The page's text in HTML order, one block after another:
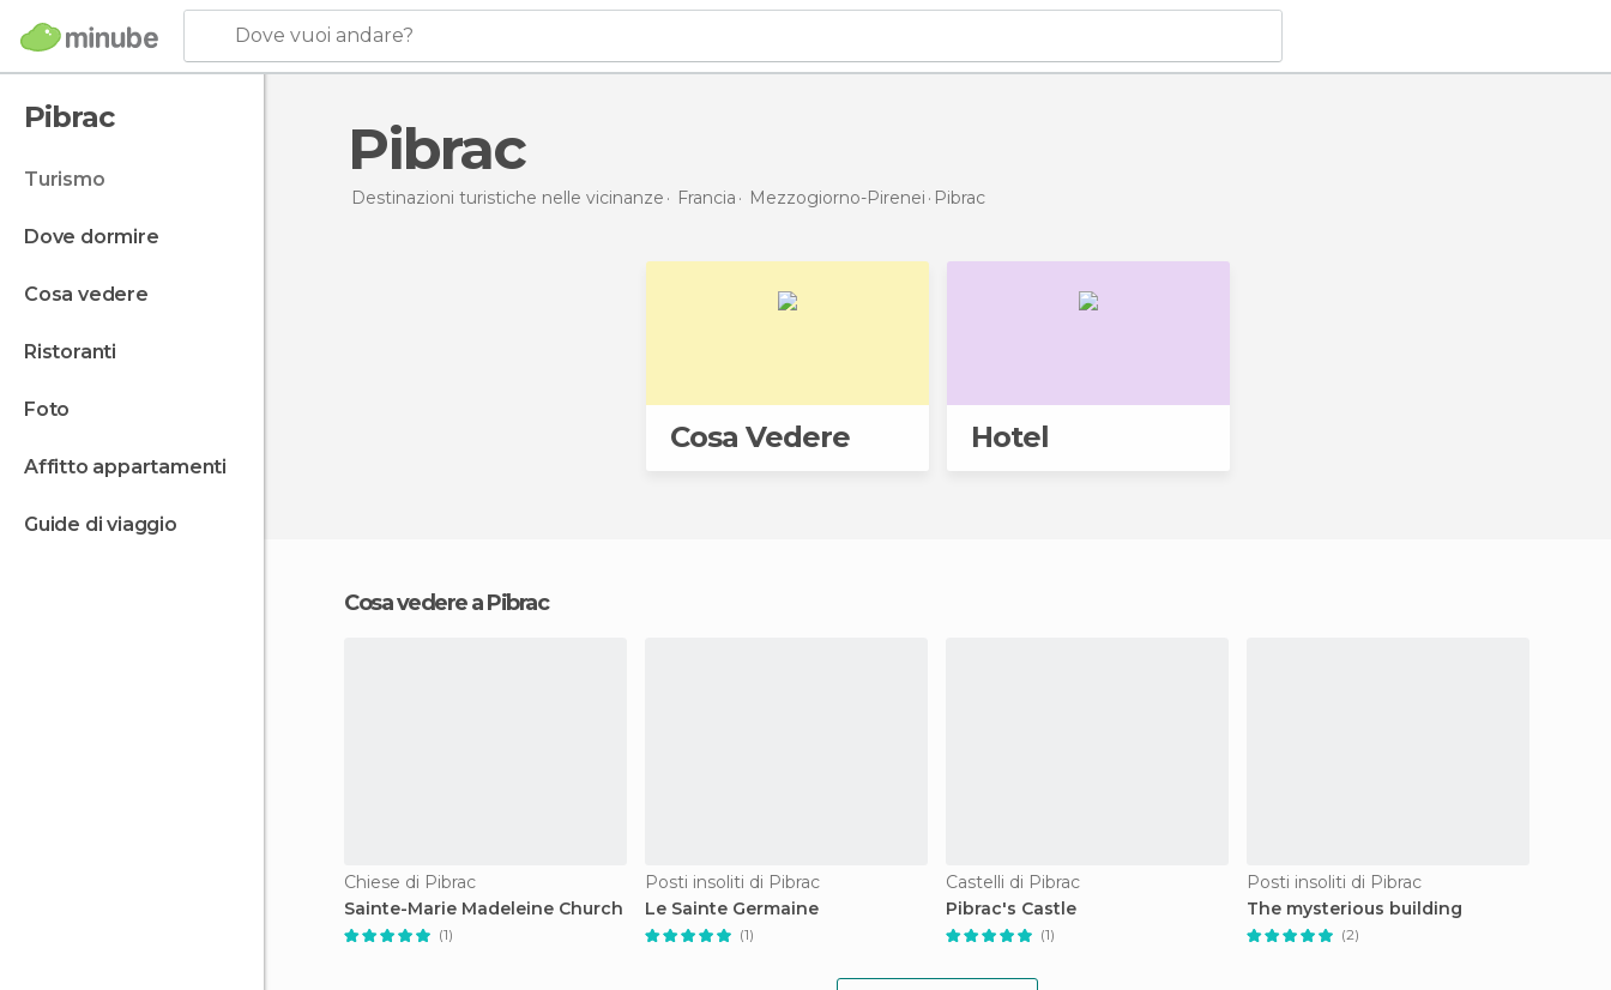
Dove vuoi andare?
Pibrac
turismo
dove dormire
cosa vedere
ristoranti
foto
affitto appartamenti
guide di viaggio
Pibrac
Destinazioni turistiche nelle vicinanze Francia Mezzogiorno-Pirenei Pibrac
Cosa Vedere Hotel
Cosa vedere a Pibrac
Chiese di Pibrac
Sainte-Marie Madeleine Church
(1)
Posti insoliti di Pibrac
Le Sainte Germaine
(1)
Castelli di Pibrac
Pibrac's Castle
(1)
Posti insoliti di Pibrac
The mysterious building
(2)